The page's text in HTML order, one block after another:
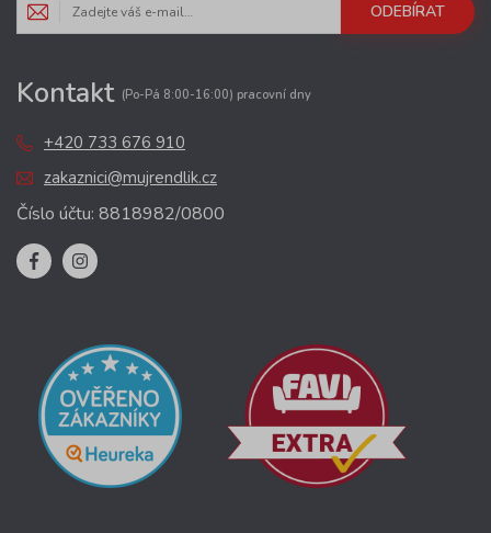
ODEBÍRAT
Kontakt (Po-Pá 8:00-16:00) pracovní dny
+420 733 676 910
zakaznici@mujrendlik.cz
Číslo účtu: 8818982/0800